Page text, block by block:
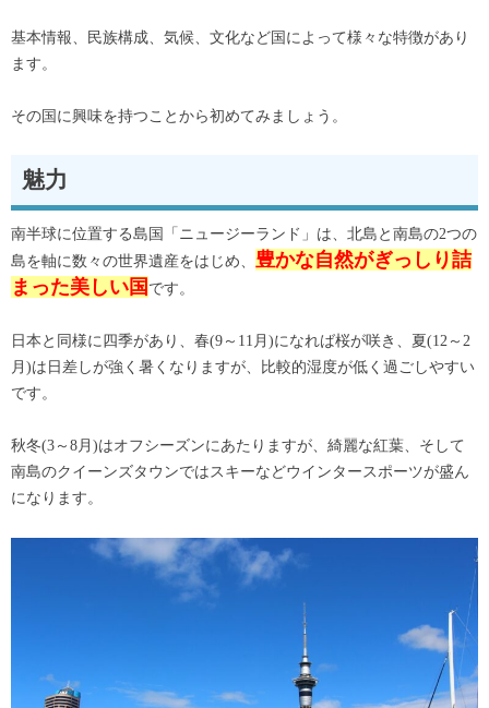
基本情報、民族構成、気候、文化など国によって様々な特徴があり
ます。
その国に興味を持つことから初めてみましょう。
魅力
南半球に位置する島国「ニュージーランド」は、北島と南島の2つの
島を軸に数々の世界遺産をはじめ、 豊かな自然がぎっしり詰
まった美しい国 です。
日本と同様に四季があり、春(9～11月)になれば桜が咲き、夏(12～2
月)は日差しが強く暑くなりますが、比較的湿度が低く過ごしやすい
です。
秋冬(3～8月)はオフシーズンにあたりますが、綺麗な紅葉、そして
南島のクイーンズタウンではスキーなどウインタースポーツが盛ん
になります。